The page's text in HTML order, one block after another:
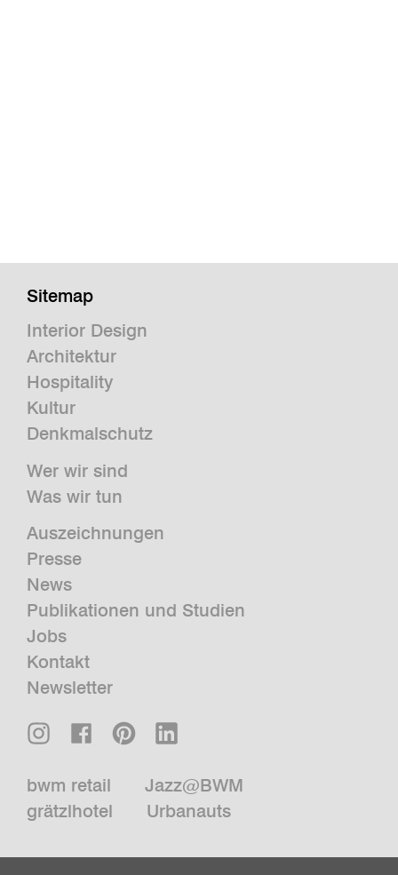
Sitemap
Interior Design
Architektur
Hospitality
Kultur
Denkmalschutz
Wer wir sind
Was wir tun
Auszeichnungen
Presse
News
Publikationen und Studien
Jobs
Kontakt
Newsletter
bwm retail
Jazz@BWM
grätzlhotel
Urbanauts